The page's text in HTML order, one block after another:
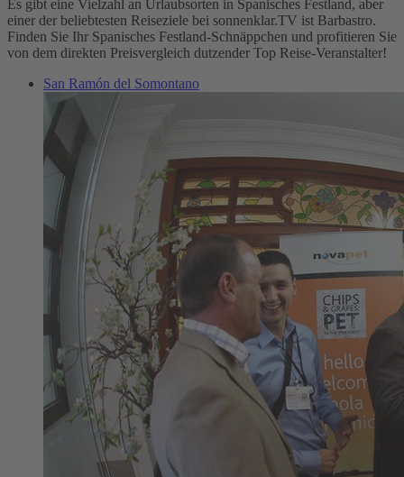
Es gibt eine Vielzahl an Urlaubsorten in Spanisches Festland, aber
einer der beliebtesten Reiseziele bei sonnenklar.TV ist Barbastro.
Finden Sie Ihr Spanisches Festland-Schnäppchen und profitieren Sie
von dem direkten Preisvergleich dutzender Top Reise-Veranstalter!
San Ramón del Somontano